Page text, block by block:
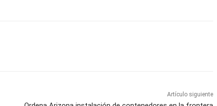
Artículo siguiente